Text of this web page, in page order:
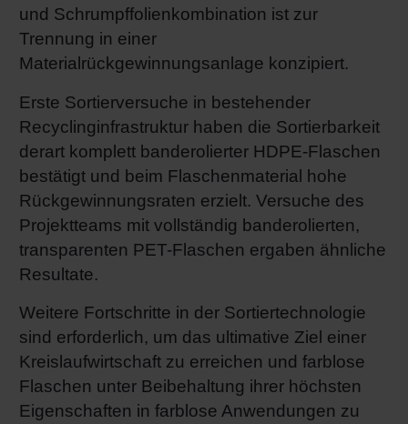
und Schrumpffolienkombination ist zur
Trennung in einer
Materialrückgewinnungsanlage konzipiert.
Erste Sortierversuche in bestehender
Recyclinginfrastruktur haben die Sortierbarkeit
derart komplett banderolierter HDPE-Flaschen
bestätigt und beim Flaschenmaterial hohe
Rückgewinnungsraten erzielt. Versuche des
Projektteams mit vollständig banderolierten,
transparenten PET-Flaschen ergaben ähnliche
Resultate.
Weitere Fortschritte in der Sortiertechnologie
sind erforderlich, um das ultimative Ziel einer
Kreislaufwirtschaft zu erreichen und farblose
Flaschen unter Beibehaltung ihrer höchsten
Eigenschaften in farblose Anwendungen zu